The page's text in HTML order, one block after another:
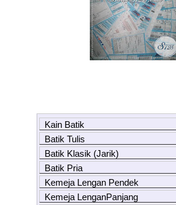
Kain Batik
Batik Tulis
Batik Klasik (Jarik)
Batik Pria
Kemeja Lengan Pendek
Kemeja LenganPanjang